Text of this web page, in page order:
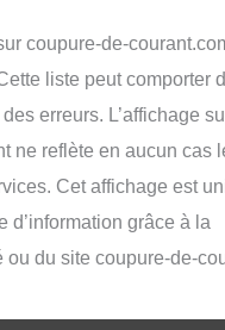
coupure-de-
liste peut comporter
erreurs. L’affichage
ne reflète en aucun cas
Cet affichage est
d’information grâce à la
ou du site coupure-de-